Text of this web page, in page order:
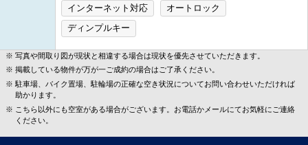
インターネット対応
オートロック
ディンプルキー
写真や間取り図が現状と相違する場合は現状を優先させていただきます。
掲載している物件が万が一ご成約の場合はご了承ください。
駐車場、バイク置場、駐輪場の正確な空き状況についてお問い合わせいただければ
助かります。
こちら以外にも空室がある場合がございます。お電話かメールにてお気軽にご連絡
ください。